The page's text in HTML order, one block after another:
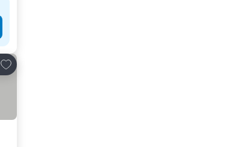
Dodati u favorite